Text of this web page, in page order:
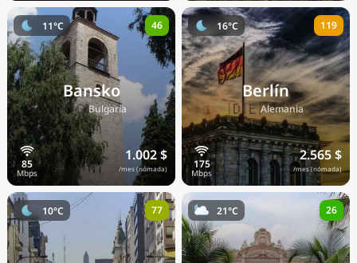
Bansko
🇧🇬Bulgaria
1.002 $
/mes (nómada)
11°C 46
Berlín
🇩🇪Alemania
2.565 $
/mes (nómada)
16°C 119
10°C 77 21°C 26